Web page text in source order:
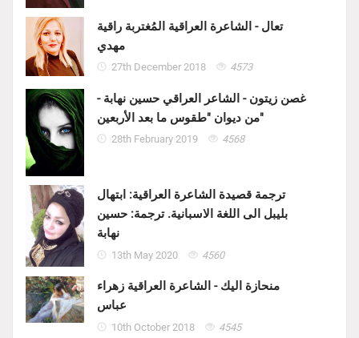
تعال - الشاعرة العراقية المُغتربة راقية
مهدي
27th December 2018 4573
غصن زيتون - الشاعر العراقي حسين نهابة -
من ديوان "طقوس ما بعد الأربعين"
28th February 2019 4568
ترجمة قصيدة الشاعرة العراقية: ابتهال
بليبل الى اللغة الاسبانية. ترجمة: حسين
نهابة
13th May 2020 4560
منحازة اليك - الشاعرة العراقية زهراء
عباس
10th October 2018 4545